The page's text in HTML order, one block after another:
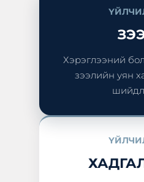
Хэрэглээний
зээлийн уян